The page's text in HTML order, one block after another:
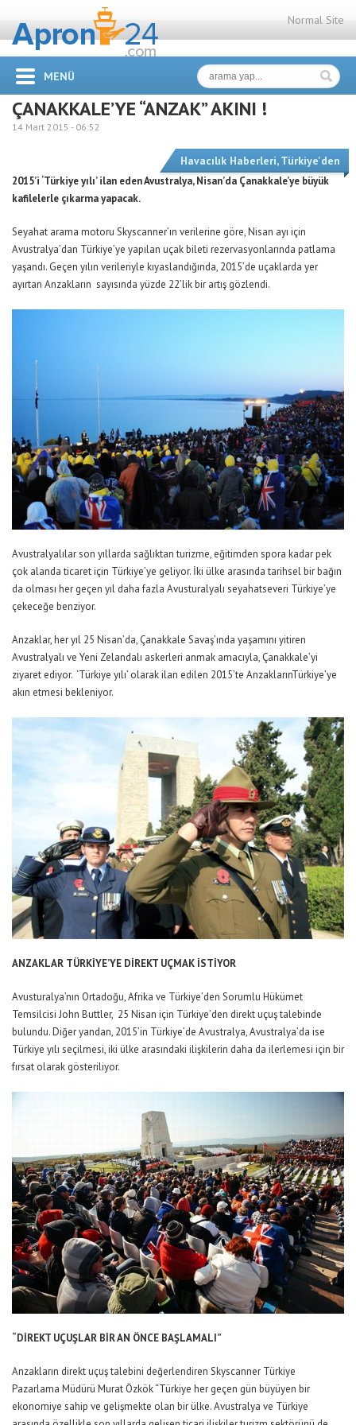
Normal Site
MENÜ
ÇANAKKALE’YE “ANZAK” AKINI !
14 Mart 2015 - 06:52
Havacılık Haberleri,Türkiye'den
2015’i ‘Türkiye yılı’ ilan eden Avustralya, Nisan’da Çanakkale’ye büyük
kafilelerle çıkarma yapacak.
Seyahat arama motoru Skyscanner’ın verilerine göre, Nisan ayı için
Avustralya’dan Türkiye’ye yapılan uçak bileti rezervasyonlarında patlama
yaşandı. Geçen yılın verileriyle kıyaslandığında, 2015’de uçaklarda yer
ayırtan Anzakların sayısında yüzde 22’lik bir artış gözlendi.
Avustralyalılar son yıllarda sağlıktan turizme, eğitimden spora kadar pek
çok alanda ticaret için Türkiye’ye geliyor. İki ülke arasında tarihsel bir bağın
da olması her geçen yıl daha fazla Avusturalyalı seyahatseveri Türkiye’ye
çekeceğe benziyor.
Anzaklar, her yıl 25 Nisan’da, Çanakkale Savaş’ında yaşamını yitiren
Avustralyalı ve Yeni Zelandalı askerleri anmak amacıyla, Çanakkale’yi
ziyaret ediyor. ‘Türkiye yılı’ olarak ilan edilen 2015’te AnzaklarınTürkiye’ye
akın etmesi bekleniyor.
ANZAKLAR TÜRKİYE’YE DİREKT UÇMAK İSTİYOR
Avusturalya’nın Ortadoğu, Afrika ve Türkiye’den Sorumlu Hükümet
Temsilcisi John Buttler, 25 Nisan için Türkiye’den direkt uçuş talebinde
bulundu. Diğer yandan, 2015’in Türkiye’de Avustralya, Avustralya’da ise
Türkiye yılı seçilmesi, iki ülke arasındaki ilişkilerin daha da ilerlemesi için bir
fırsat olarak gösteriliyor.
“DİREKT UÇUŞLAR BİR AN ÖNCE BAŞLAMALI”
Anzakların direkt uçuş talebini değerlendiren Skyscanner Türkiye
Pazarlama Müdürü Murat Özkök “Türkiye her geçen gün büyüyen bir
ekonomiye sahip ve gelişmekte olan bir ülke. Avustralya ve Türkiye